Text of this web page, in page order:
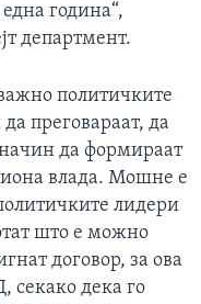
една година“,
департмент.
политичките
преговараат, да
да формираат
влада. Мошне е
лидери
што е можно
договор, за ова
секако дека го